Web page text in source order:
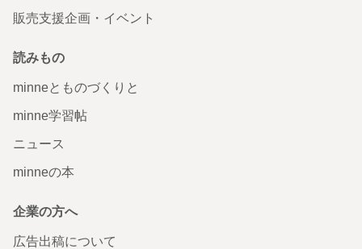
販売支援企画・イベント
読みもの
minneとものづくりと
minne学習帖
ニュース
minneの本
企業の方へ
広告出稿について